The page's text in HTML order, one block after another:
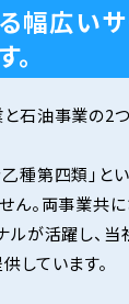
幅広い
石油事業の2
種第四類」と
ん。両事業共
ルが活躍し、
しています。